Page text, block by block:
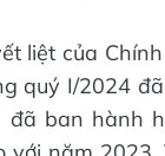
liệt của
quý I/2024
ban hành